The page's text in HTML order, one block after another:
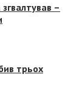
–
трьох